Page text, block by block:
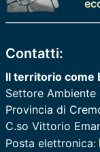
Contatti:
Il territorio come
Settore Ambiente
Provincia di
C.so Vittorio
Posta elettronica: